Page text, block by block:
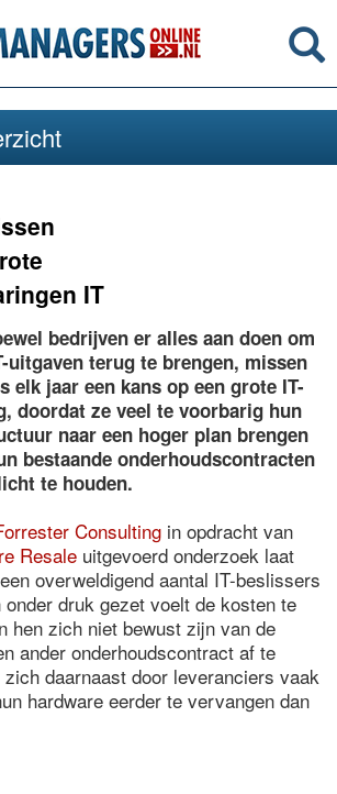
IT
bedrijven er alles aan doen om
uitgaven terug te brengen, missen
elk jaar een kans op een grote IT-
doordat ze veel te voorbarig hun
naar een hoger plan brengen
bestaande onderhoudscontracten
te houden.
Consulting in opdracht van
Resale uitgevoerd onderzoek laat
overweldigend aantal IT-beslissers
druk gezet voelt de kosten te
hen zich niet bewust zijn van de
ander onderhoudscontract af te
daarnaast door leveranciers vaak
hardware eerder te vervangen dan